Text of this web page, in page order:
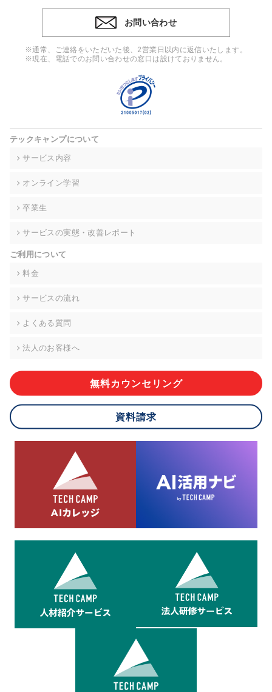
4. 個人情報の第三者提供
ンをとるために、氏名等の一部の情報をサービス内で使用する
チャットツールで発信することにより、本サービスの他の利用
者等に提供することがあります。
当社は事業運営上、前項利用目的の範囲に限って個人情報を外
高い委託先を選定し、個人情報の適正管理・機密保持について
個人情報の開示等(利用目的の通知、開示、内容の訂正・追加・
て、下記の当社問合わせ窓口に申し出ることができます。その
的な期間内に対応いたします。ただし、申請が本人確認が不可
により、ご希望に添えない場合があります。 なお、アクセスロ
グなどの個人情報以外の情報については、原則として開示等は
株式会社div 個人情報問合せ窓口
メールアドレス:privacy_policy@di-v.co.jp
ご本人様が当社に個人情報を提供されるかどうかは任意による
応ができない場合があります。
8.cookieにより取得・分析した情報とその利用について
当社は第三者が運営するデータ・マネジメント・プラットフォ
ームからcookieにより収集されたウェブの閲覧機歴及びその分
析結果を取得し、これをお客様の個人データと結びつけた上
で、広告配信等の目的で利用いたします。
お問い合わせ
※通常、ご連絡をいただいた後、2営業日以内に返信いたします。
※現在、電話でのお問い合わせの窓口は設けておりません。
テックキャンプについて
サービス内容
オンライン学習
卒業生
サービスの実態・改善レポート
ご利用について
料金
サービスの流れ
よくある質問
法人のお客様へ
無料カウンセリング
資料請求